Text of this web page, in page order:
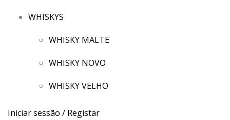
WHISKYS
WHISKY MALTE
WHISKY NOVO
WHISKY VELHO
Iniciar sessão / Registar